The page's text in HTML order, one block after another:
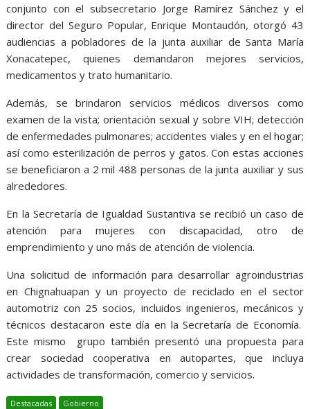
conjunto con el subsecretario Jorge Ramírez Sánchez y el
director del Seguro Popular, Enrique Montaudón, otorgó 43
audiencias a pobladores de la junta auxiliar de Santa María
Xonacatepec, quienes demandaron mejores servicios,
medicamentos y trato humanitario.
Además, se brindaron servicios médicos diversos como
examen de la vista; orientación sexual y sobre VIH; detección
de enfermedades pulmonares; accidentes viales y en el hogar;
así como esterilización de perros y gatos. Con estas acciones
se beneficiaron a 2 mil 488 personas de la junta auxiliar y sus
alrededores.
En la Secretaría de Igualdad Sustantiva se recibió un caso de
atención para mujeres con discapacidad, otro de
emprendimiento y uno más de atención de violencia.
Una solicitud de información para desarrollar agroindustrias
en Chignahuapan y un proyecto de reciclado en el sector
automotriz con 25 socios, incluidos ingenieros, mecánicos y
técnicos destacaron este día en la Secretaría de Economía.
Este mismo grupo también presentó una propuesta para
crear sociedad cooperativa en autopartes, que incluya
actividades de transformación, comercio y servicios.
Destacadas Gobierno